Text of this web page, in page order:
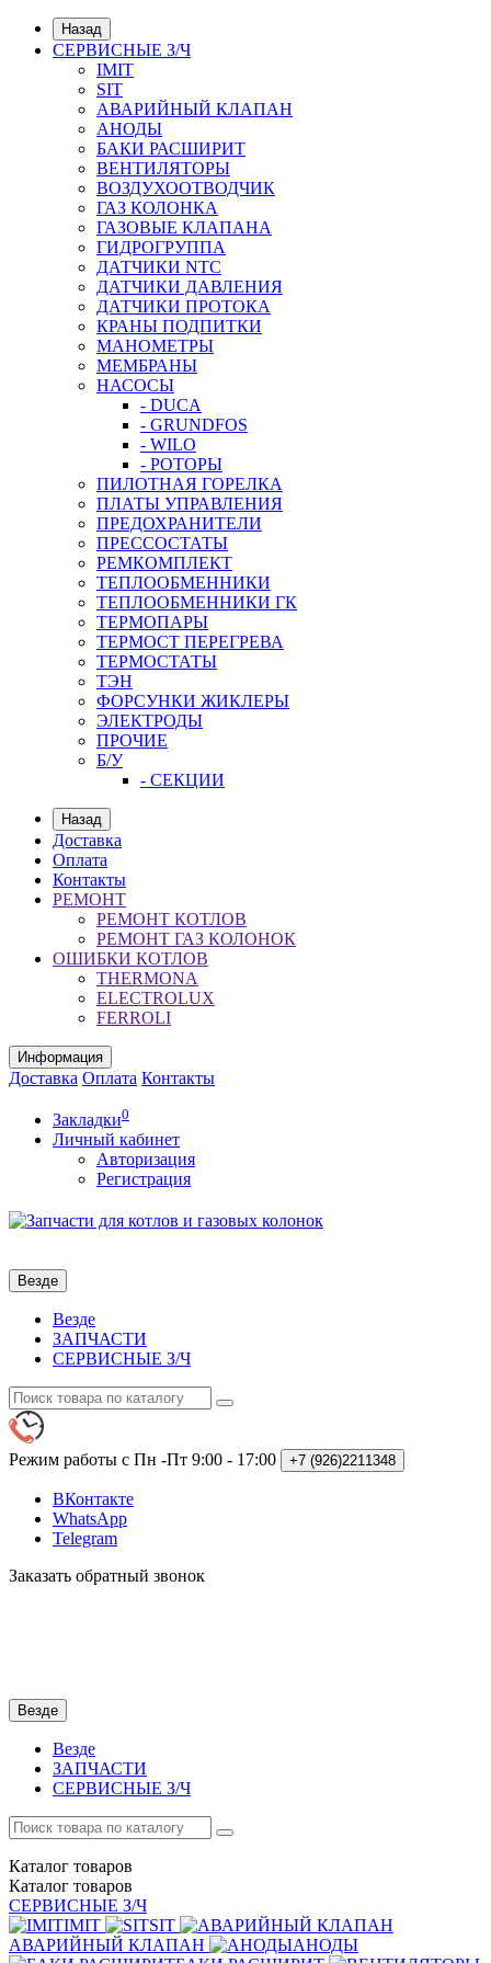
Назад
СЕРВИСНЫЕ З/Ч
IMIT
SIT
АВАРИЙНЫЙ КЛАПАН
АНОДЫ
БАКИ РАСШИРИТ
ВЕНТИЛЯТОРЫ
ВОЗДУХООТВОДЧИК
ГАЗ КОЛОНКА
ГАЗОВЫЕ КЛАПАНА
ГИДРОГРУППА
ДАТЧИКИ NTC
ДАТЧИКИ ДАВЛЕНИЯ
ДАТЧИКИ ПРОТОКА
КРАНЫ ПОДПИТКИ
МАНОМЕТРЫ
МЕМБРАНЫ
НАСОСЫ
- DUCA
- GRUNDFOS
- WILO
- РОТОРЫ
ПИЛОТНАЯ ГОРЕЛКА
ПЛАТЫ УПРАВЛЕНИЯ
ПРЕДОХРАНИТЕЛИ
ПРЕССОСТАТЫ
РЕМКОМПЛЕКТ
ТЕПЛООБМЕННИКИ
ТЕПЛООБМЕННИКИ ГК
ТЕРМОПАРЫ
ТЕРМОСТ ПЕРЕГРЕВА
ТЕРМОСТАТЫ
ТЭН
ФОРСУНКИ ЖИКЛЕРЫ
ЭЛЕКТРОДЫ
ПРОЧИЕ
Б/У
- СЕКЦИИ
Назад
Доставка
Оплата
Контакты
РЕМОНТ
РЕМОНТ КОТЛОВ
РЕМОНТ ГАЗ КОЛОНОК
ОШИБКИ КОТЛОВ
THERMONA
ELECTROLUX
FERROLI
Информация
Доставка Оплата Контакты
Закладки0
Личный кабинет
Авторизация
Регистрация
Везде
Везде
ЗАПЧАСТИ
СЕРВИСНЫЕ З/Ч
Режим работы с Пн -Пт 9:00 - 17:00 +7 (926)2211348
ВКонтакте
WhatsApp
Telegram
Заказать обратный звонок
Везде
Везде
ЗАПЧАСТИ
СЕРВИСНЫЕ З/Ч
Каталог товаров
Каталог товаров
СЕРВИСНЫЕ З/Ч
IMIT
SIT
АВАРИЙНЫЙ КЛАПАН
АНОДЫ